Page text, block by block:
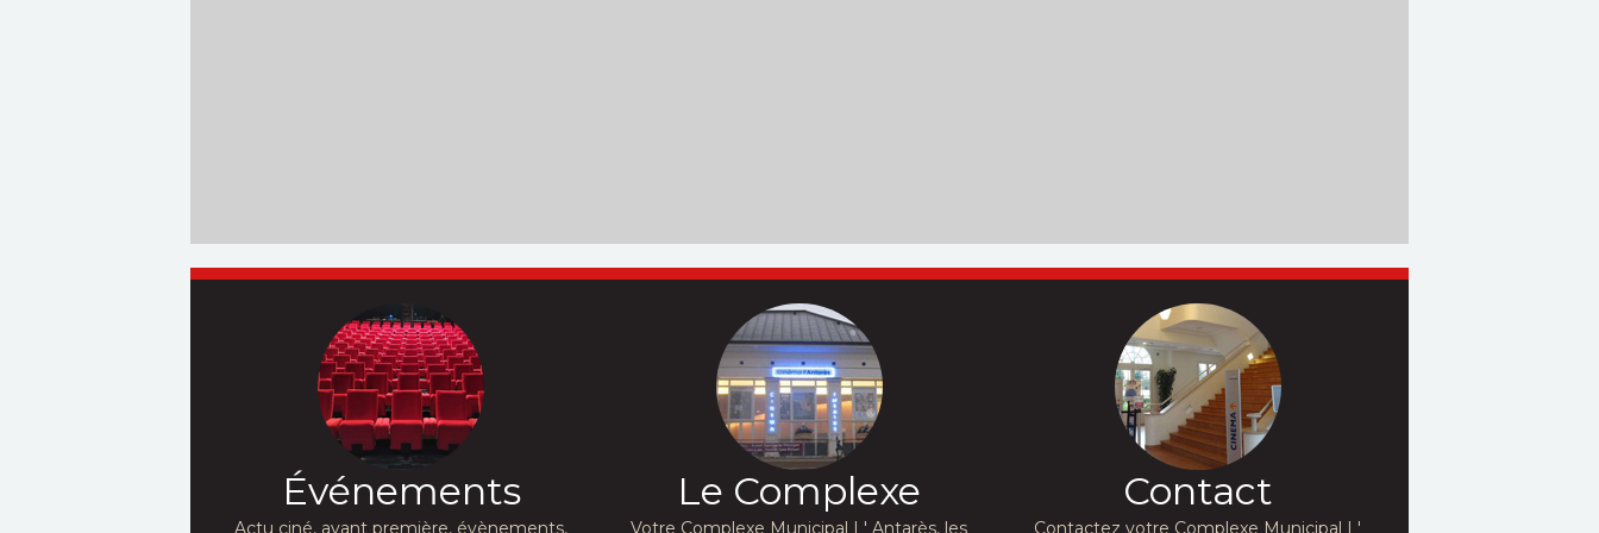
Événements
Actu ciné, avant première, évènements,
Le Complexe
Votre Complexe Municipal L' Antarès, les
Contact
Contactez votre Complexe Municipal L'